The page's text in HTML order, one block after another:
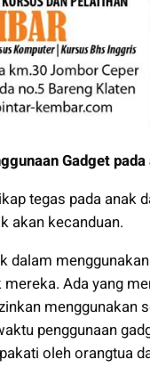
Gadget pada
tegas pada anak
akan kecanduan.
dalam
Ada yang
penggunaan
oleh orangtua